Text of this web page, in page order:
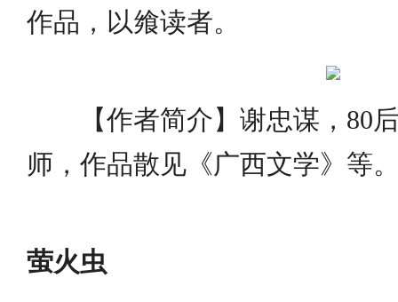
作品，以飨读者。
【作者简介】谢忠谋，80
师，作品散见《广西文学》等
萤火虫